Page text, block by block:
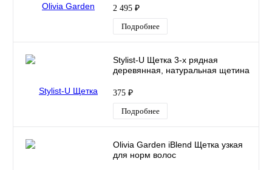
2 495 ₽
Подробнее
Stylist-U Щетка 3-х рядная
деревянная, натуральная щетина
375 ₽
Подробнее
Olivia Garden iBlend Щетка узкая
для норм волос